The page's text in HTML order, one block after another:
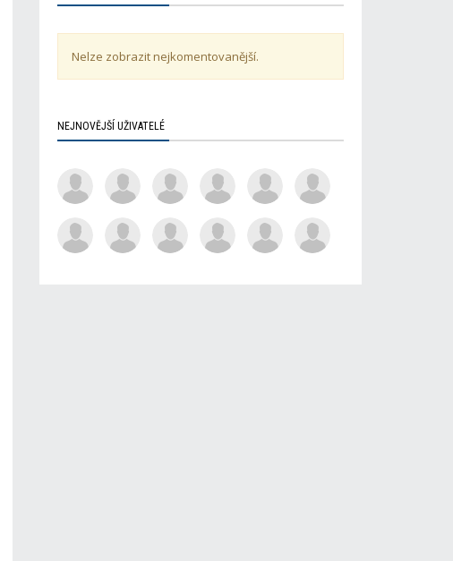
Nelze zobrazit nejkomentovanější.
NEJNOVĚJŠÍ UŽIVATELÉ